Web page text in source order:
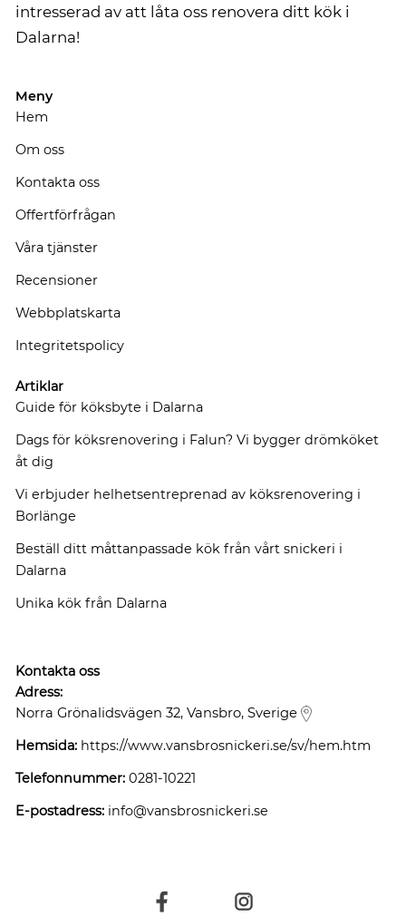
intresserad av att låta oss renovera ditt kök i
Dalarna!
Meny
Hem
Om oss
Kontakta oss
Offertförfrågan
Våra tjänster
Recensioner
Webbplatskarta
Integritetspolicy
Artiklar
Guide för köksbyte i Dalarna
Dags för köksrenovering i Falun? Vi bygger drömköket
åt dig
Vi erbjuder helhetsentreprenad av köksrenovering i
Borlänge
Beställ ditt måttanpassade kök från vårt snickeri i
Dalarna
Unika kök från Dalarna
Kontakta oss
Adress:
Norra Grönalidsvägen 32, Vansbro, Sverige
Hemsida: https://www.vansbrosnickeri.se/sv/hem.htm
Telefonnummer: 0281-10221
E-postadress: info@vansbrosnickeri.se